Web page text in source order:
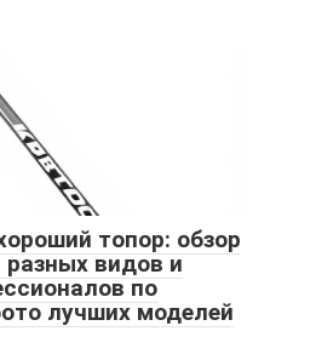
топор: обзор
разных видов и
по
лучших моделей